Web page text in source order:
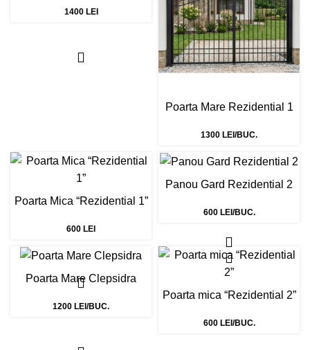
1400 LEI
Poarta Mare Rezidential 1
1300 LEI/BUC.
Poarta Mica “Rezidential 1”
600 LEI
Panou Gard Rezidential 2
600 LEI/BUC.
Poarta Mare Clepsidra
1200 LEI/BUC.
Poarta mica “Rezidential 2”
600 LEI/BUC.